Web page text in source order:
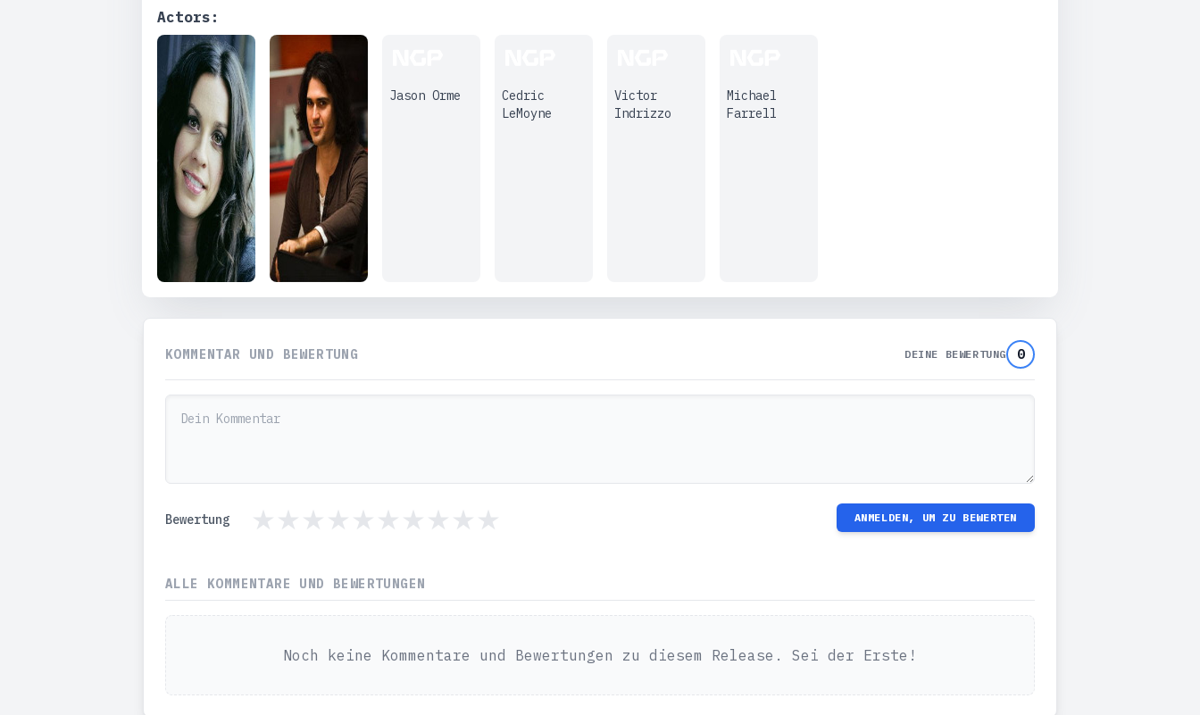
Actors:
Jason Orme
Cedric
LeMoyne
Victor
Indrizzo
Michael
Farrell
KOMMENTAR UND BEWERTUNG DEINE BEWERTUNG 0
Bewertung ANMELDEN, UM ZU BEWERTEN
ALLE KOMMENTARE UND BEWERTUNGEN
Noch keine Kommentare und Bewertungen zu diesem Release. Sei der Erste!